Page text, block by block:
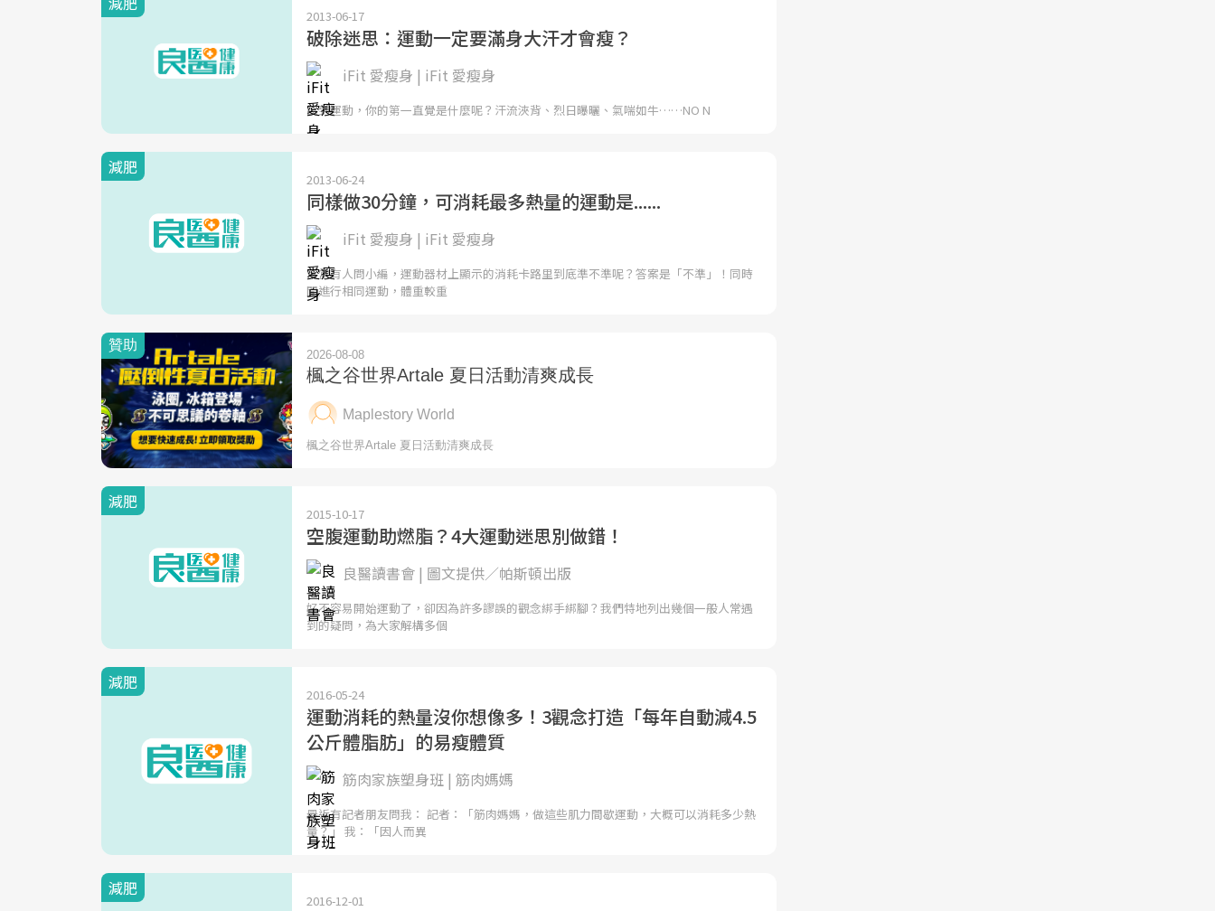
2013-06-17
破除迷思：運動一定要滿身大汗才會瘦？
iFit 愛瘦身 | iFit 愛瘦身
說到運動，你的第一直覺是什麼呢？汗流浹背、烈日曝曬、氣喘如牛……NO N
減肥
2013-06-24
同樣做30分鐘，可消耗最多熱量的運動是......
iFit 愛瘦身 | iFit 愛瘦身
常常有人問小編，運動器材上顯示的消耗卡路里到底準不準呢？答案是「不準」！同時
間進行相同運動，體重較重
減肥
2015-10-17
空腹運動助燃脂？4大運動迷思別做錯！
良醫讀書會 | 圖文提供／帕斯頓出版
好不容易開始運動了，卻因為許多謬誤的觀念綁手綁腳？我們特地列出幾個一般人常遇
到的疑問，為大家解構多個
減肥
2016-05-24
運動消耗的熱量沒你想像多！3觀念打造「每年自動減4.5
公斤體脂肪」的易瘦體質
筋肉家族塑身班 | 筋肉媽媽
最近有記者朋友問我： 記者：「筋肉媽媽，做這些肌力間歇運動，大概可以消耗多少熱
量？」 我：「因人而異
減肥
2016-12-01